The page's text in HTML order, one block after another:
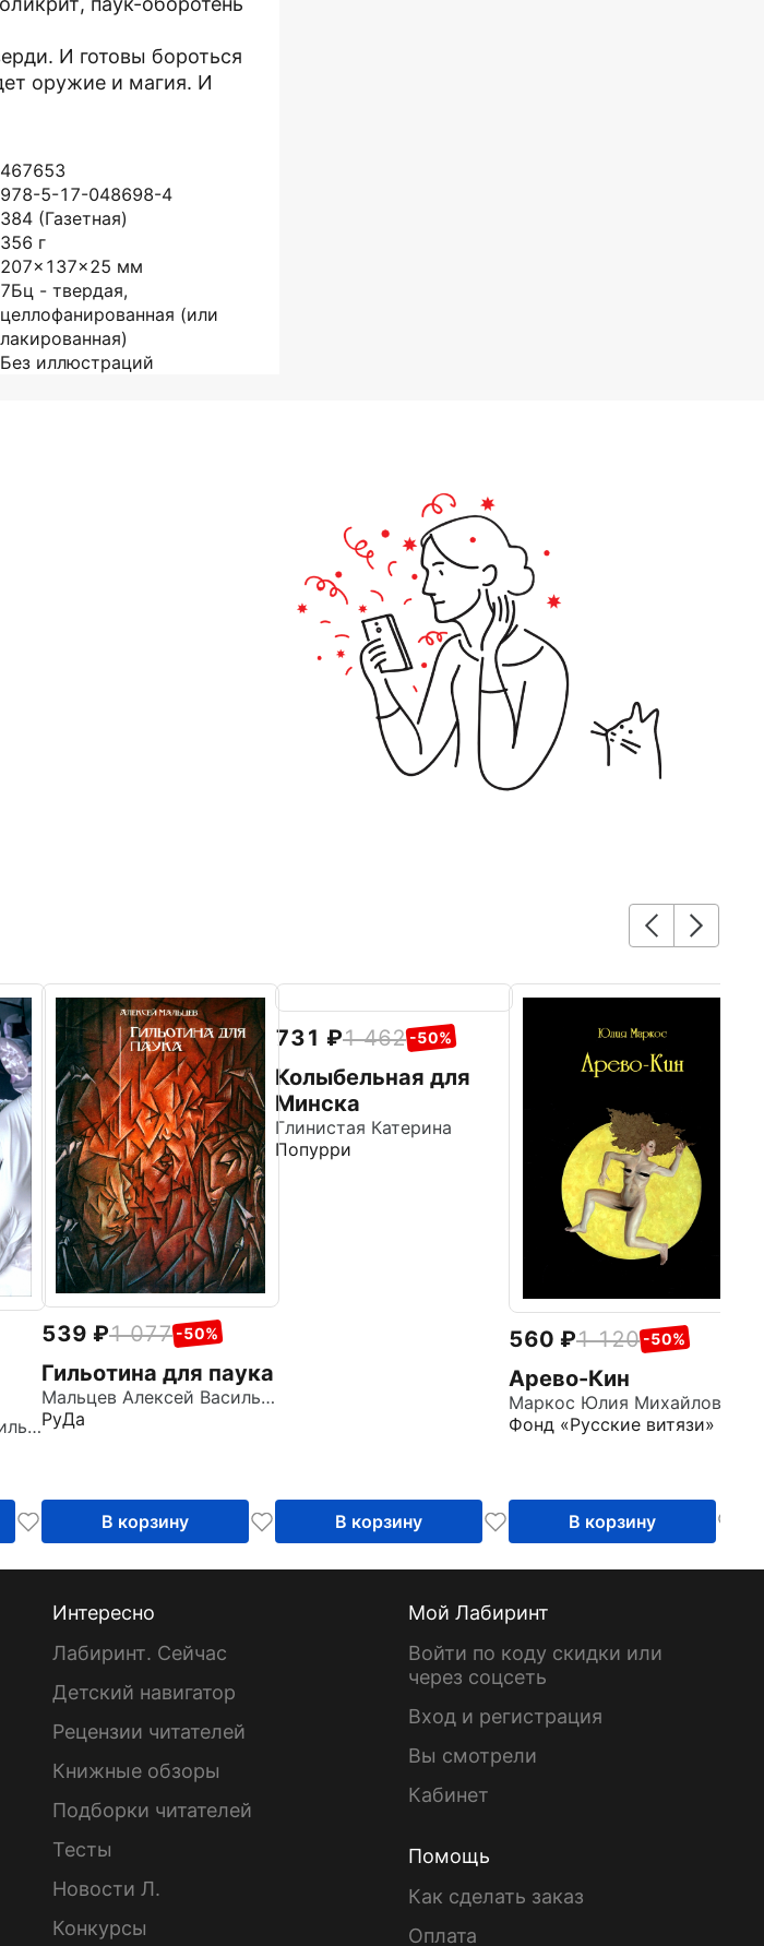
И готовы бороться
оружие и магия. И
467653
978-5-17-048698-4
384 (Газетная)
356 г
207x137x25 мм
7Бц - твердая,
целлофанированная (или
лакированная)
Без иллюстраций
Мальцев Алексей Васильевич
539 1 077 -50%
Гильотина для паука
Мальцев Алексей Васильевич
РуДа
В корзину
731 1 462 -50%
Колыбельная для
Минска
Глинистая Катерина
Попурри
В корзину
560 1 120 -50%
Арево-Кин
Маркос Юлия Михайловна
Фонд «Русские витязи»
В корзину
Интересно
Лабиринт. Сейчас
Детский навигатор
Рецензии читателей
Книжные обзоры
Подборки читателей
Тесты
Новости Л.
Конкурсы
Мой Лабиринт
Войти по коду скидки или
через соцсеть
Вход и регистрация
Вы смотрели
Кабинет
Помощь
Как сделать заказ
Оплата